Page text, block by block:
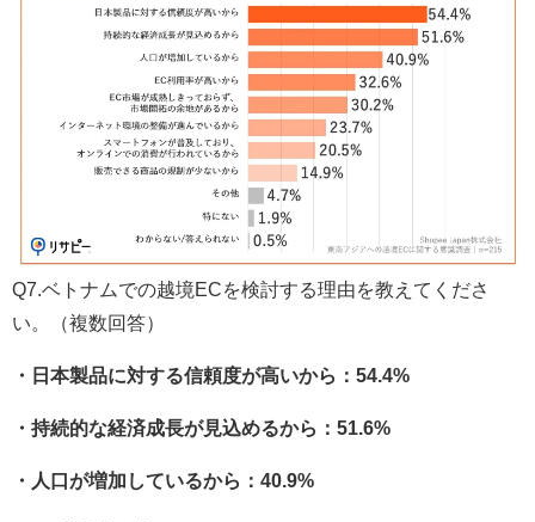
Q7.ベトナムでの越境ECを検討する理由を教えてくださ
い。（複数回答）
・日本製品に対する信頼度が高いから：54.4%
・持続的な経済成長が見込めるから：51.6%
・人口が増加しているから：40.9%